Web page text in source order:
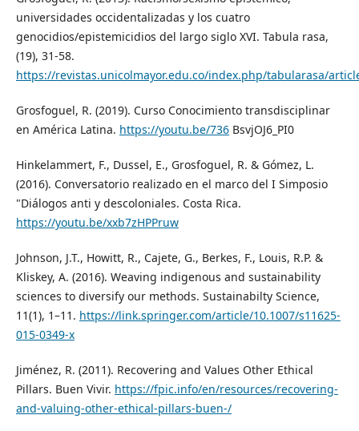
universidades occidentalizadas y los cuatro
genocidios/epistemicidios del largo siglo XVI. Tabula rasa,
(19), 31-58.
https://revistas.unicolmayor.edu.co/index.php/tabularasa/
Grosfoguel, R. (2019). Curso Conocimiento transdisciplinar
en América Latina. https://youtu.be/736BsvjOJ6_PI0
Hinkelammert, F., Dussel, E., Grosfoguel, R. & Gómez, L.
(2016). Conversatorio realizado en el marco del I Simposio
"Diálogos anti y descoloniales. Costa Rica.
https://youtu.be/xxb7zHPPruw
Johnson, J.T., Howitt, R., Cajete, G., Berkes, F., Louis, R.P. &
Kliskey, A. (2016). Weaving indigenous and sustainability
sciences to diversify our methods. Sustainabilty Science,
11(1), 1–11. https://link.springer.com/article/10.1007/s11625-
015-0349-x
Jiménez, R. (2011). Recovering and Values Other Ethical
Pillars. Buen Vivir. https://fpic.info/en/resources/recovering-
and-valuing-other-ethical-pillars-buen-/